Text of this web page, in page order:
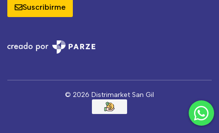
Suscribirme
© 2026 Distrimarket San Gil